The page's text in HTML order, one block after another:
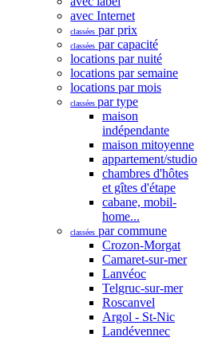
avec Internet
classées par prix
classées par capacité
locations par nuité
locations par semaine
locations par mois
classées par type
maison
indépendante
maison mitoyenne
appartement/studio
chambres d'hôtes
et gîtes d'étape
cabane, mobil-
home...
classées par commune
Crozon-Morgat
Camaret-sur-mer
Lanvéoc
Telgruc-sur-mer
Roscanvel
Argol - St-Nic
Landévennec